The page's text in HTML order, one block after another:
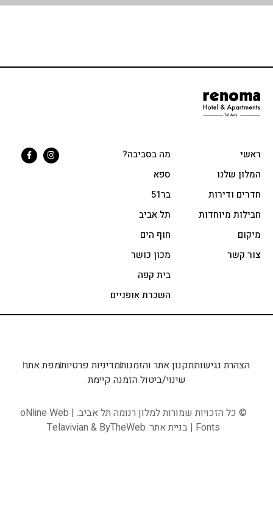
מה בסביבה?
בר51
תל אביב
השכרת אופניים
נגישותתקנון אתר והזמנותמדיניות פרטיותמפת אתר
שינוי/ביטול הזמנה קיימת
הזכויות שמורות למלון רנומה תל אביב. |oNline Web
| בניית אתר: Telavivian&ByTheWeb